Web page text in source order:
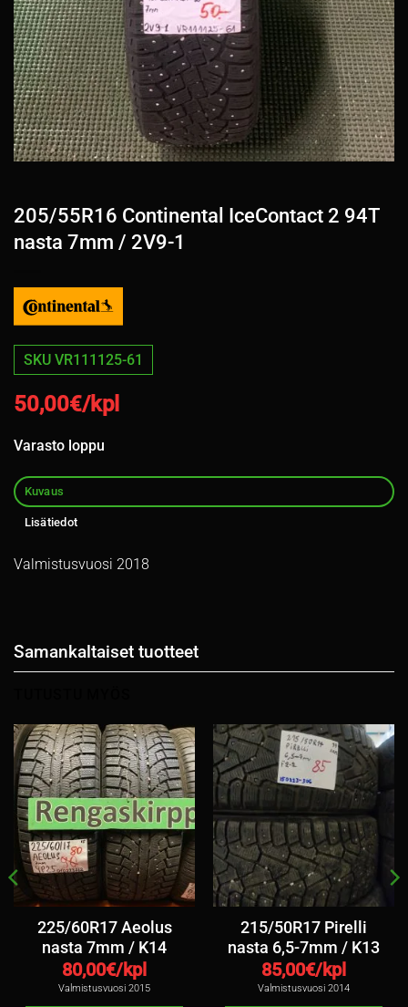
205/55R16 Continental IceContact 2 94T
nasta 7mm / 2V9-1
SKU VR111125-61
50,00€/kpl
Varasto loppu
Kuvaus
Lisätiedot
Valmistusvuosi 2018
Samankaltaiset tuotteet
225/60R17 Aeolus
nasta 7mm / K14
80,00€/kpl
Valmistusvuosi 2015
215/50R17 Pirelli
nasta 6,5-7mm / K13
85,00€/kpl
Valmistusvuosi 2014